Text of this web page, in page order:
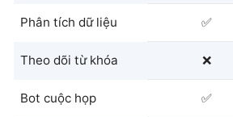
Phân tích dữ liệu ✅
Theo dõi từ khóa ❌
Bot cuộc họp ✅